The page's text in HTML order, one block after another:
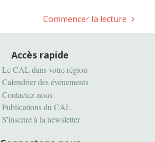
Commencer la lecture
Accès rapide
Le CAL dans votre région
Calendrier des événements
Contactez-nous
Publications du CAL
S'inscrire à la newsletter